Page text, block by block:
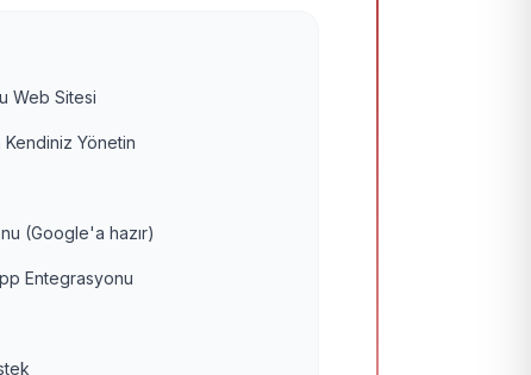
Web Sitesi
Yönetin
(Google'a hazır)
Entegrasyonu